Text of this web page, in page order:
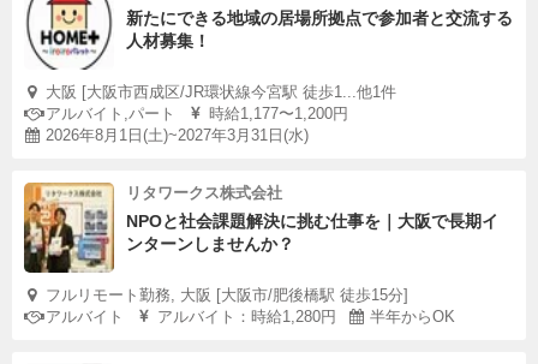
新たにできる地域の居場所拠点で参加者と交流する
人材募集！
大阪 [大阪市西成区/JR環状線今宮駅 徒歩1...他1件
アルバイト,パート
時給1,177〜1,200円
2026年8月1日(土)~2027年3月31日(水)
リタワークス株式会社
NPOと社会課題解決に挑む仕事を｜大阪で長期イ
ンターンしませんか？
フルリモート勤務, 大阪 [大阪市/肥後橋駅 徒歩15分]
アルバイト
アルバイト：時給1,280円 半年からOK